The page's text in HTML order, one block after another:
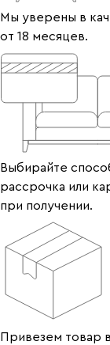
Мы уверены в
от 18 месяцев.
Выбирайте
рассрочка или
при получении.
Привезем товар